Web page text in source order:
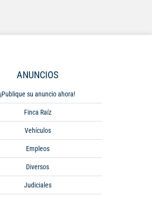
ANUNCIOS
¡Publique su anuncio ahora!
Finca Raíz
Vehículos
Empleos
Diversos
Judiciales